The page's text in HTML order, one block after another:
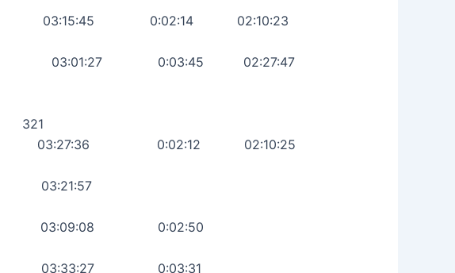
03:15:45 0:02:14 02:10:23
03:01:27 0:03:45 02:27:47
03:27:36 0:02:12 02:10:25
03:21:57
03:09:08 0:02:50
03:33:27 0:03:31